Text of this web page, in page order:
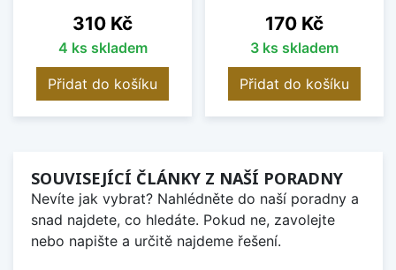
Cena
310 Kč
4 ks skladem
Přidat do košíku
Cena
170 Kč
3 ks skladem
Přidat do košíku
SOUVISEJÍCÍ ČLÁNKY Z NAŠÍ PORADNY
Nevíte jak vybrat? Nahlédněte do naší poradny a
snad najdete, co hledáte. Pokud ne, zavolejte
nebo napište a určitě najdeme řešení.